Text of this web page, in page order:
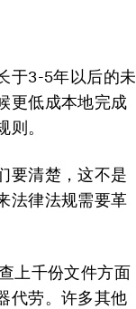
于3-5年以后的未
更低成本地完成
。
要清楚，这不是
法律法规需要革
上千份文件方面
代劳。许多其他